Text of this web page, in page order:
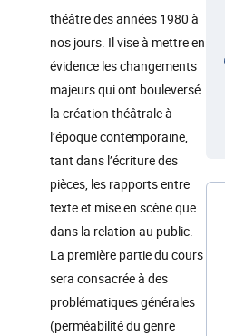
théâtre des années 1980 à
nos jours. Il vise à mettre en
évidence les changements
majeurs qui ont bouleversé
la création théâtrale à
l’époque contemporaine,
tant dans l’écriture des
pièces, les rapports entre
texte et mise en scène que
dans la relation au public.
La première partie du cours
sera consacrée à des
problématiques générales
(perméabilité du genre